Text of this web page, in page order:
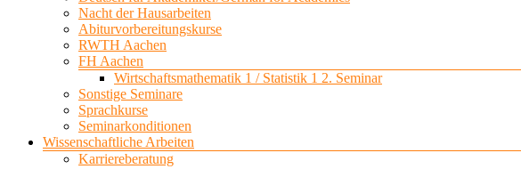
Nacht der Hausarbeiten
Abiturvorbereitungskurse
RWTH Aachen
FH Aachen
Wirtschaftsmathematik 1 / Statistik 1 2. Seminar
Sonstige Seminare
Sprachkurse
Seminarkonditionen
Wissenschaftliche Arbeiten
Karriereberatung